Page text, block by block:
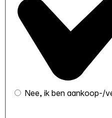
Nee, ik ben aankoop-/